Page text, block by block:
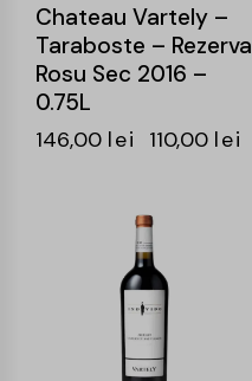
Chateau Vartely –
Taraboste – Rezerva
Rosu Sec 2016 –
0.75L
146,00 lei 110,00 lei